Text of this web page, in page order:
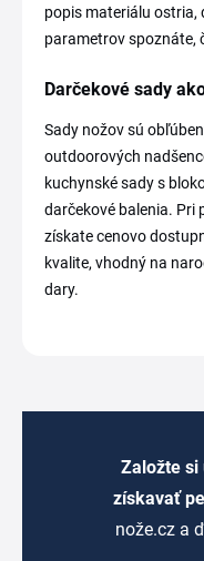
popis materiálu
parametrov spoznáte,
Darčekové sady
Sady nožov sú
outdoorových
kuchynské sady s
darčekové balenia. Pri
získate cenovo
kvalite, vhodný na
dary.
Založte si
získavať
nože.cz a